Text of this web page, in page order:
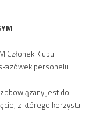
Członek Klubu
personelu
jest do
z którego korzysta.